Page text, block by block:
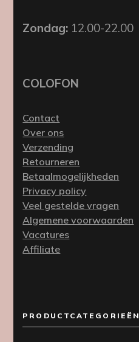
Zondag: 12.00-22.00
COLOFON
Contact
Over ons
Verzending
Retourneren
Betaalmogelijkheden
Privacy policy
Veel gestelde vragen
Algemene voorwaarden
Vacatures
Affiliate
PRODUCTCATEGORIEËN